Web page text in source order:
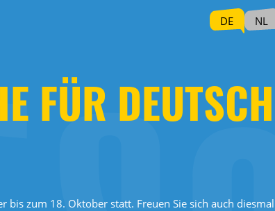
DE NL
FÜR DEUTSCH
zum 18. Oktober statt. Freuen Sie sich auch